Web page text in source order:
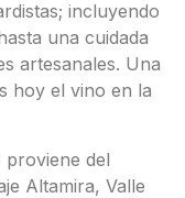
incluyendo
una cuidada
artesanales. Una
hoy el vino en la
proviene del
Altamira, Valle